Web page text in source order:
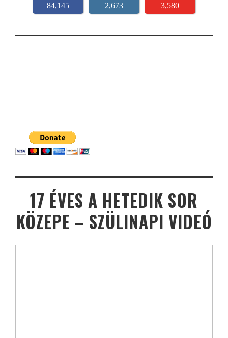
84,145 2,673 3,580
17 ÉVES A HETEDIK SOR
KÖZEPE – SZÜLINAPI VIDEÓ